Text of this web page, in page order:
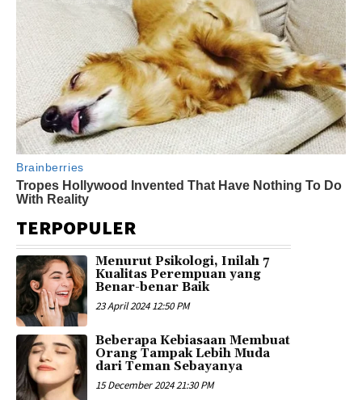
TERPOPULER
Menurut Psikologi, Inilah 7
Kualitas Perempuan yang
Benar-benar Baik
23 April 2024 12:50 PM
Beberapa Kebiasaan Membuat
Orang Tampak Lebih Muda
dari Teman Sebayanya
15 December 2024 21:30 PM